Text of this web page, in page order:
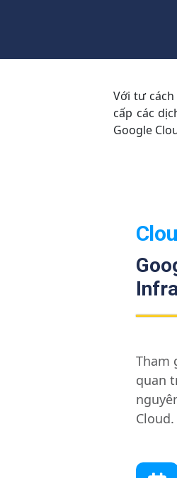
Với tư cách
cấp các
Google
Tham
quan
Cloud.